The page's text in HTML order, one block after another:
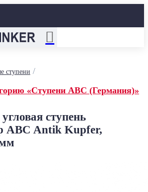
ступени /
«Ступени ABC (Германия)»
ступень
ABC Antik Kupfer,